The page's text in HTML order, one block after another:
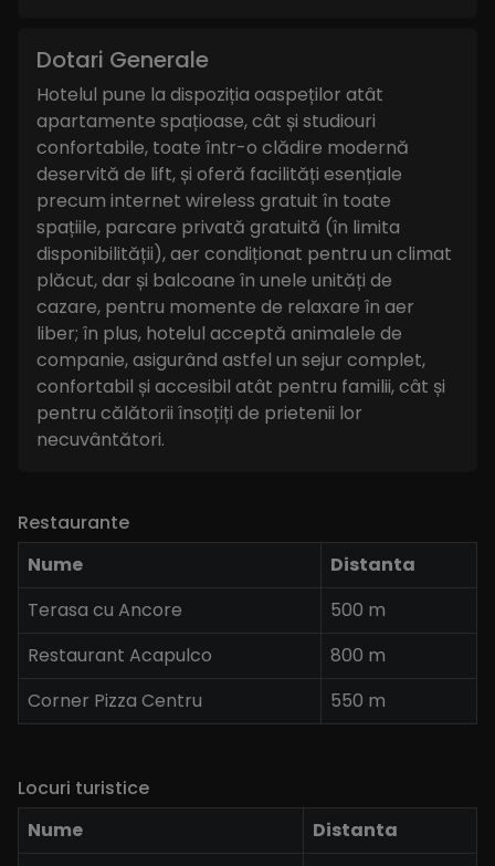
Dotari Generale
Hotelul pune la dispoziția oaspeților atât
apartamente spațioase, cât și studiouri
confortabile, toate într-o clădire modernă
deservită de lift, și oferă facilități esențiale
precum internet wireless gratuit în toate
spațiile, parcare privată gratuită (în limita
disponibilității), aer condiționat pentru un climat
plăcut, dar și balcoane în unele unități de
cazare, pentru momente de relaxare în aer
liber; în plus, hotelul acceptă animalele de
companie, asigurând astfel un sejur complet,
confortabil și accesibil atât pentru familii, cât și
pentru călătorii însoțiți de prietenii lor
necuvântători.
Restaurante
Nume
Distanta
Terasa cu Ancore
500 m
Restaurant Acapulco
800 m
Corner Pizza Centru
550 m
Locuri turistice
Nume
Distanta